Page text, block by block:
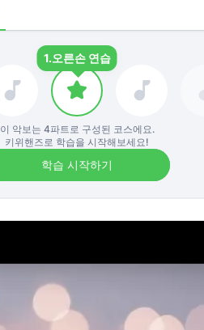
1.오른손 연습
이 악보는 4파트로 구성된 코스에요.
키위핸즈로 학습을 시작해보세요!
학습 시작하기